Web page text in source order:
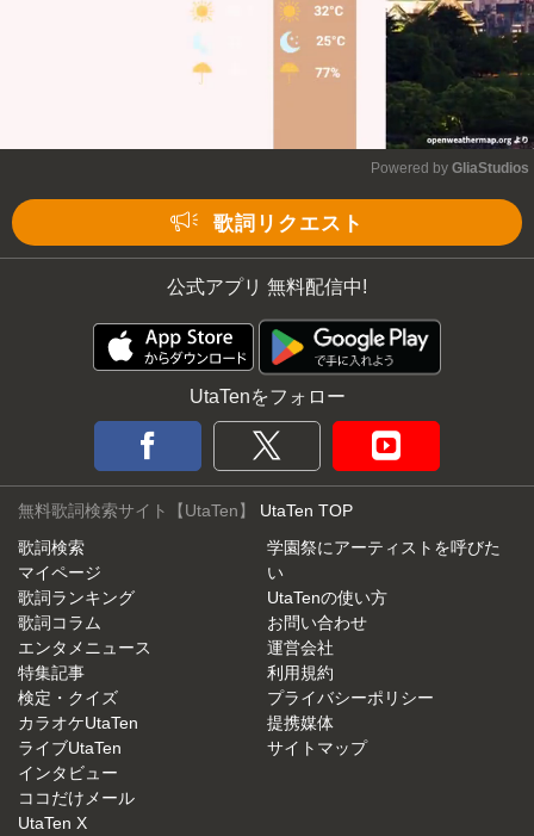
Powered by GliaStudios
歌詞リクエスト
公式アプリ 無料配信中!
UtaTenをフォロー
無料歌詞検索サイト【UtaTen】 UtaTen TOP
歌詞検索
マイページ
歌詞ランキング
歌詞コラム
エンタメニュース
特集記事
検定・クイズ
カラオケUtaTen
ライブUtaTen
インタビュー
ココだけメール
UtaTen X
学園祭にアーティストを呼びた
い
UtaTenの使い方
お問い合わせ
運営会社
利用規約
プライバシーポリシー
提携媒体
サイトマップ